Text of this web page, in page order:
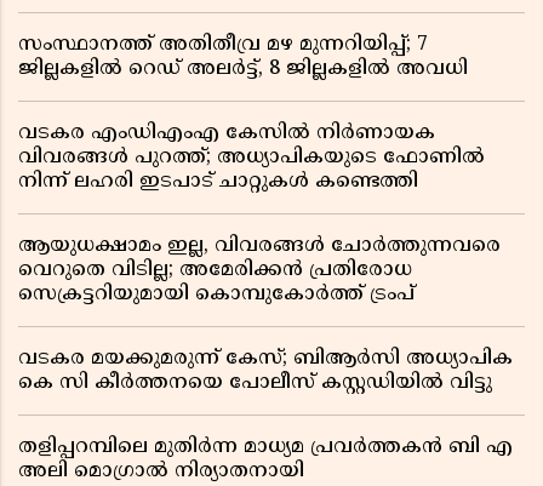
സംസ്ഥാനത്ത് അതിതീവ്ര മഴ മുന്നറിയിപ്പ്; 7
ജില്ലകളിൽ റെഡ് അലർട്ട്, 8 ജില്ലകളിൽ അവധി
വടകര എംഡിഎംഎ കേസിൽ നിർണായക
വിവരങ്ങൾ പുറത്ത്; അധ്യാപികയുടെ ഫോണിൽ
നിന്ന് ലഹരി ഇടപാട് ചാറ്റുകൾ കണ്ടെത്തി
ആയുധക്ഷാമം ഇല്ല, വിവരങ്ങൾ ചോർത്തുന്നവരെ
വെറുതെ വിടില്ല; അമേരിക്കൻ പ്രതിരോധ
സെക്രട്ടറിയുമായി കൊമ്പുകോർത്ത് ട്രംപ്
വടകര മയക്കുമരുന്ന് കേസ്; ബിആർസി അധ്യാപിക
കെ സി കീർത്തനയെ പോലീസ് കസ്റ്റഡിയിൽ വിട്ടു
തളിപ്പറമ്പിലെ മുതിർന്ന മാധ്യമ പ്രവർത്തകൻ ബി എ
അലി മൊഗ്രാൽ നിര്യാതനായി